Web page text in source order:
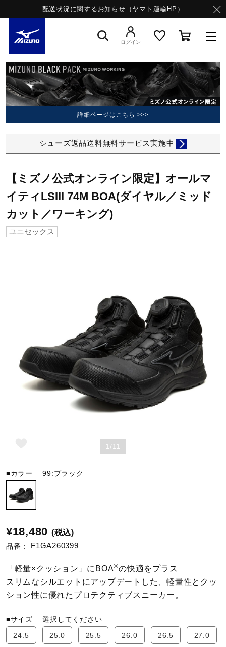
配送状況に関するお知らせ（ヤマト運輸HP）
スニーカー
ライフスタイルウエア
ランニング
サッカー／フットサル
トレーニング
バレーボール
テニス／ソフトテニス
陸上競技
ソフトボール
柔道
ウィンタースポーツ
ログイン
詳細ページはこちら >>>
シューズ返品送料無料サービス実施中
【ミズノ公式オンライン限定】オールマ
イティLSIII 74M BOA(ダイヤル／ミッド
カット／ワーキング)
ユニセックス
1/11
■カラー99:ブラック
¥18,480 (税込)
品番： F1GA260399
「軽量×クッション」にBOA®の快適をプラス
スリムなシルエットにアップデートした、軽量性とクッ
ション性に優れたプロテクティブスニーカー。
■サイズ選択してください
24.5
25.0 25.5 26.0 26.5 27.0